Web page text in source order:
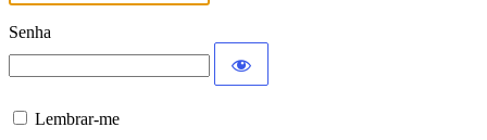
Senha
Lembrar-me